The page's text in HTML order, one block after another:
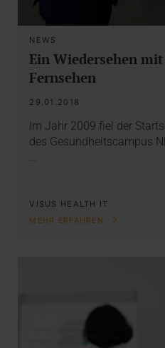
NEWS
Ein Wiedersehen
Fernsehen
29.01.2018
Im Jahr 2009 fiel der
des Gesundheitscampus
…
VISUS HEALTH IT
MEHR ERFAHREN